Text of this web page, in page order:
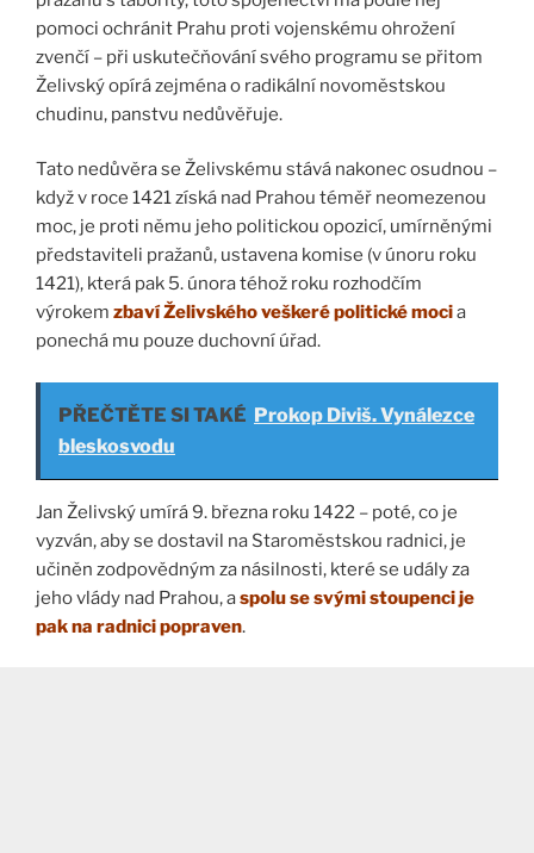
pomoci ochránit Prahu proti vojenskému ohrožení
zvenčí – při uskutečňování svého programu se přitom
Želivský opírá zejména o radikální novoměstskou
chudinu, panstvu nedůvěřuje.
Tato nedůvěra se Želivskému stává nakonec osudnou –
když v roce 1421 získá nad Prahou téměř neomezenou
moc, je proti němu jeho politickou opozicí, umírněnými
představiteli pražanů, ustavena komise (v únoru roku
1421), která pak 5. února téhož roku rozhodčím
výrokem zbaví Želivského veškeré politické mocia
ponechá mu pouze duchovní úřad.
PŘEČTĚTE SI TAKÉ Prokop Diviš. Vynálezce
bleskosvodu
Jan Želivský umírá 9. března roku 1422 – poté, co je
vyzván, aby se dostavil na Staroměstskou radnici, je
učiněn zodpovědným za násilnosti, které se udály za
jeho vlády nad Prahou, aspolu se svými stoupenci je
pak na radnici popraven.